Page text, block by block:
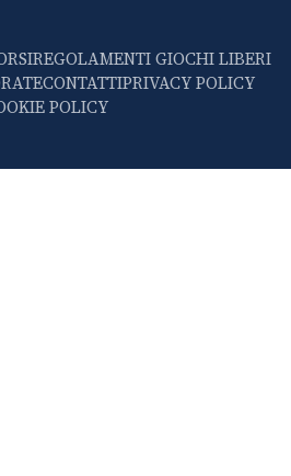
REGOLAMENTI GIOCHI LIBERI
CONTATTIPRIVACY POLICY
POLICY